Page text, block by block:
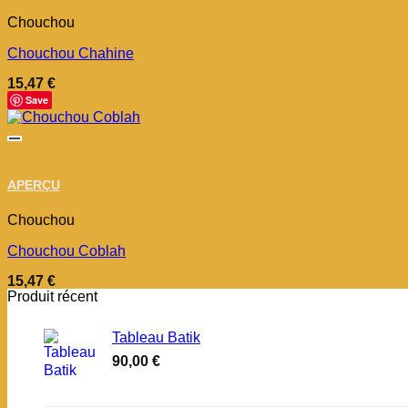
Chouchou
Chouchou Chahine
15,47 €
Save
APERÇU
Chouchou
Chouchou Coblah
15,47 €
Produit récent
Tableau Batik
90,00 €